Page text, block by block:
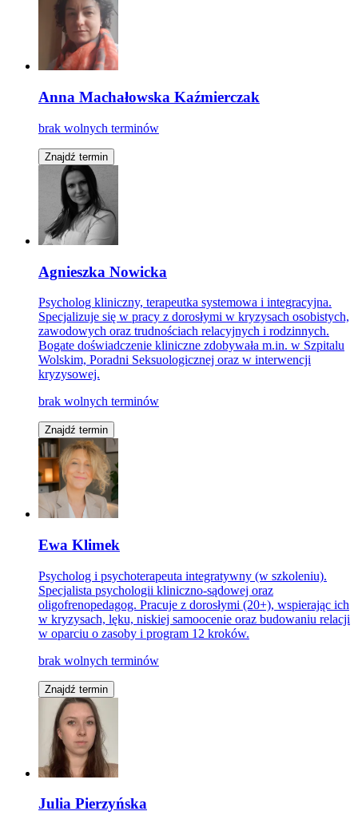
Anna Machałowska Kaźmierczak
brak wolnych terminów
Znajdź termin
Agnieszka Nowicka
Psycholog kliniczny, terapeutka systemowa i integracyjna.
Specjalizuje się w pracy z dorosłymi w kryzysach osobistych,
zawodowych oraz trudnościach relacyjnych i rodzinnych.
Bogate doświadczenie kliniczne zdobywała m.in. w Szpitalu
Wolskim, Poradni Seksuologicznej oraz w interwencji
kryzysowej.
brak wolnych terminów
Znajdź termin
Ewa Klimek
Psycholog i psychoterapeuta integratywny (w szkoleniu).
Specjalista psychologii kliniczno-sądowej oraz
oligofrenopedagog. Pracuje z dorosłymi (20+), wspierając ich
w kryzysach, lęku, niskiej samoocenie oraz budowaniu relacji
w oparciu o zasoby i program 12 kroków.
brak wolnych terminów
Znajdź termin
Julia Pierzyńska